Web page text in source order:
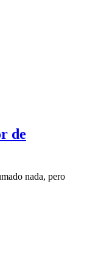
de
nada, pero